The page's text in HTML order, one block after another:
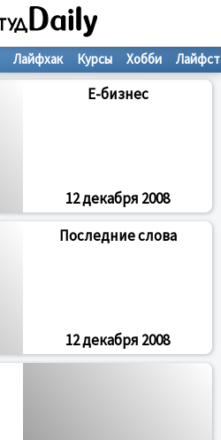
Лайфхак Курсы Хобби
Е-бизнес
12 декабря 2008
Последние слова
12 декабря 2008